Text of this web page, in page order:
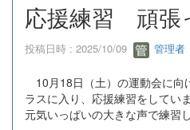
応援練習 頑張
投稿日時 : 2025/10/09 管理者
10月18日（土）の運動会に向
ラスに入り、応援練習をしてい
元気いっぱいの大きな声で練習